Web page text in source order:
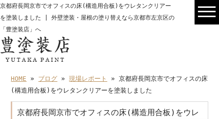
京都府長岡京市でオフィスの床(構造用合板)をウレタンクリアー
を塗装しました | 外壁塗装・屋根の塗り替えなら京都市左京区の
「豊塗装店」へ
HOME » ブログ »現場レポート
» 京都府長岡京市でオフィスの床
(構造用合板)をウレタンクリアーを塗装しました
京都府長岡京市でオフィスの床(構造用合板)をウレ